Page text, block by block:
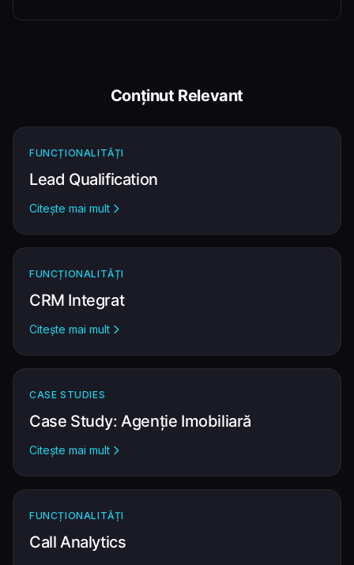
Conținut Relevant
FUNCȚIONALITĂȚI
Lead Qualification
Citește mai mult
FUNCȚIONALITĂȚI
CRM Integrat
Citește mai mult
CASE STUDIES
Case Study: Agenție Imobiliară
Citește mai mult
FUNCȚIONALITĂȚI
Call Analytics